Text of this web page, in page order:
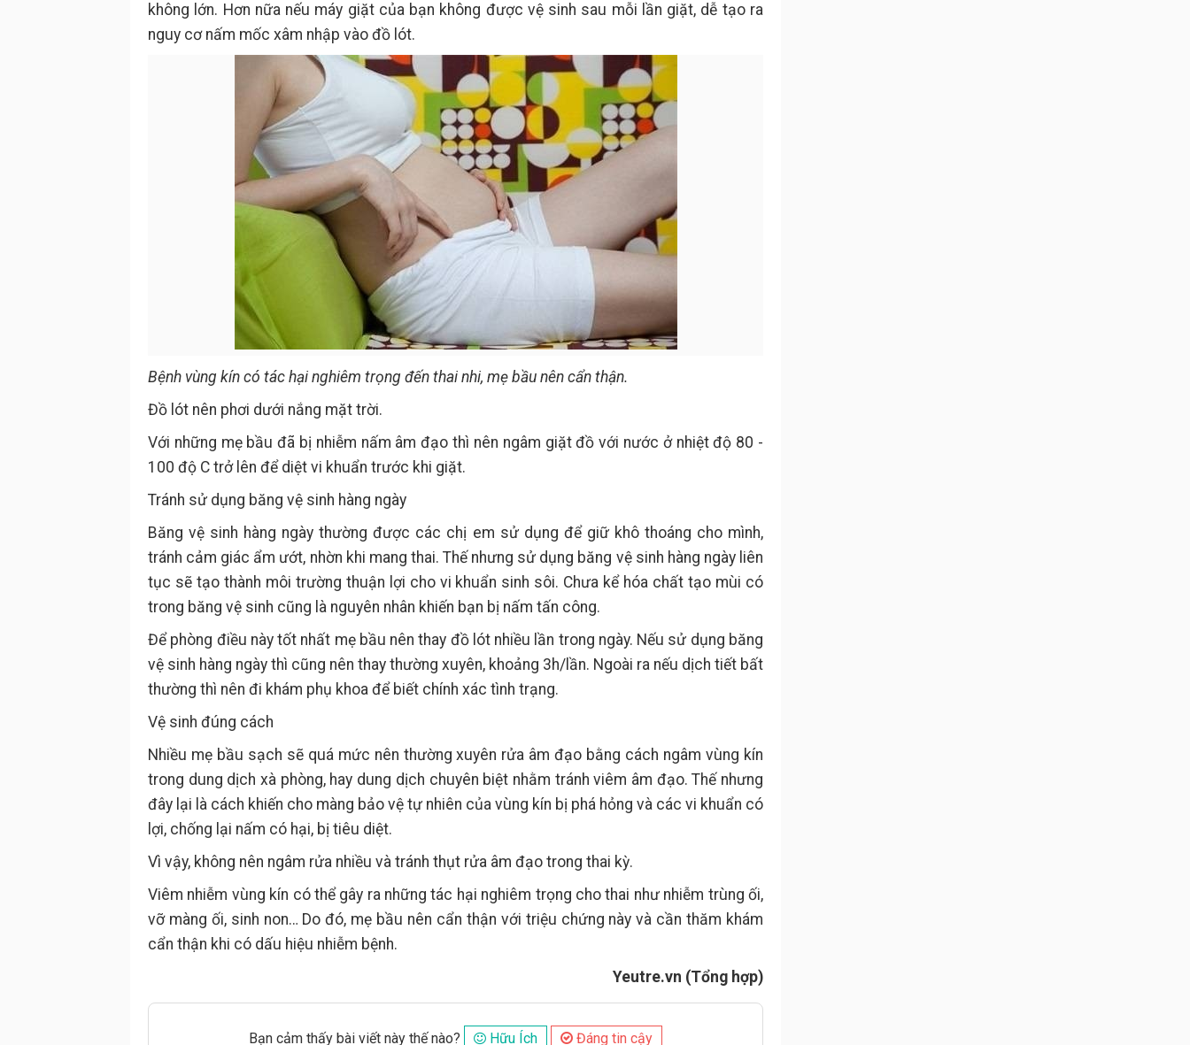
không lớn. Hơn nữa nếu máy giặt của bạn không được vệ sinh sau mỗi lần giặt, dễ tạo ra
nguy cơ nấm mốc xâm nhập vào đồ lót.
Bệnh vùng kín có tác hại nghiêm trọng đến thai nhi, mẹ bầu nên cẩn thận.
Đồ lót nên phơi dưới nắng mặt trời.
Với những mẹ bầu đã bị nhiễm nấm âm đạo thì nên ngâm giặt đồ với nước ở nhiệt độ 80 -
100 độ C trở lên để diệt vi khuẩn trước khi giặt.
Tránh sử dụng băng vệ sinh hàng ngày
Băng vệ sinh hàng ngày thường được các chị em sử dụng để giữ khô thoáng cho mình,
tránh cảm giác ẩm ướt, nhờn khi mang thai. Thế nhưng sử dụng băng vệ sinh hàng ngày liên
tục sẽ tạo thành môi trường thuận lợi cho vi khuẩn sinh sôi. Chưa kể hóa chất tạo mùi có
trong băng vệ sinh cũng là nguyên nhân khiến bạn bị nấm tấn công.
Để phòng điều này tốt nhất mẹ bầu nên thay đồ lót nhiều lần trong ngày. Nếu sử dụng băng
vệ sinh hàng ngày thì cũng nên thay thường xuyên, khoảng 3h/lần. Ngoài ra nếu dịch tiết bất
thường thì nên đi khám phụ khoa để biết chính xác tình trạng.
Vệ sinh đúng cách
Nhiều mẹ bầu sạch sẽ quá mức nên thường xuyên rửa âm đạo bằng cách ngâm vùng kín
trong dung dịch xà phòng, hay dung dịch chuyên biệt nhằm tránh viêm âm đạo. Thế nhưng
đây lại là cách khiến cho màng bảo vệ tự nhiên của vùng kín bị phá hỏng và các vi khuẩn có
lợi, chống lại nấm có hại, bị tiêu diệt.
Vì vậy, không nên ngâm rửa nhiều và tránh thụt rửa âm đạo trong thai kỳ.
Viêm nhiễm vùng kín có thể gây ra những tác hại nghiêm trọng cho thai như nhiễm trùng ối,
vỡ màng ối, sinh non… Do đó, mẹ bầu nên cẩn thận với triệu chứng này và cần thăm khám
cẩn thận khi có dấu hiệu nhiễm bệnh.
Yeutre.vn (Tổng hợp)
Bạn cảm thấy bài viết này thế nào? Hữu Ích Đáng tin cậy